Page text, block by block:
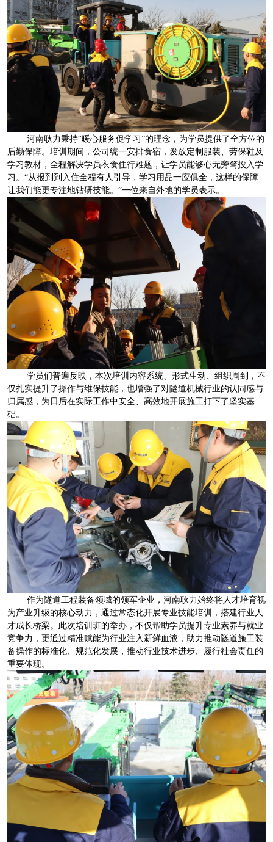
河南耿力秉持“暖心服务促学习”的理念，为学员提供了全方位的
后勤保障。培训期间，公司统一安排食宿，发放定制服装、劳保鞋及
学习教材，全程解决学员衣食住行难题，让学员能够心无旁骛投入学
习。“从报到到入住全程有人引导，学习用品一应俱全，这样的保障
让我们能更专注地钻研技能。”一位来自外地的学员表示。
学员们普遍反映，本次培训内容系统、形式生动、组织周到，不
仅扎实提升了操作与维保技能，也增强了对隧道机械行业的认同感与
归属感，为日后在实际工作中安全、高效地开展施工打下了坚实基
础。
作为隧道工程装备领域的领军企业，河南耿力始终将人才培育视
为产业升级的核心动力，通过常态化开展专业技能培训，搭建行业人
才成长桥梁。此次培训班的举办，不仅帮助学员提升专业素养与就业
竞争力，更通过精准赋能为行业注入新鲜血液，助力推动隧道施工装
备操作的标准化、规范化发展，推动行业技术进步、履行社会责任的
重要体现。